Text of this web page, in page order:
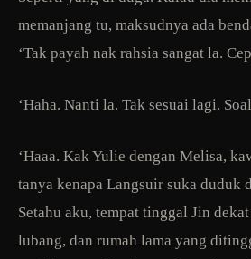
memanjang tu, maksudnya ada
‘Tak payah nak rahsia sangat la.
‘Haha. Nanti la. Tak sesuai lagi.
‘Haaa. Kak Yulie dengan Melisa,
tanya kenapa Langsuir suka duduk
Setahu aku, tempat tinggal Jin
lubang, dan rumah lama yang